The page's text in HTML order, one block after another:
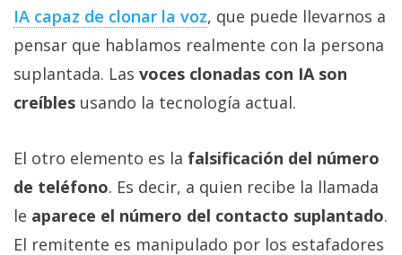
IA capaz de clonar la voz‎, que puede llevarnos a
pensar que hablamos realmente con la persona
suplantada. Las voces clonadas con IA son
creíbles usando la tecnología actual.
El otro elemento es la falsificación del número
de teléfono. Es decir, a quien recibe la llamada
le aparece el número del contacto suplantado.
El remitente es manipulado por los estafadores